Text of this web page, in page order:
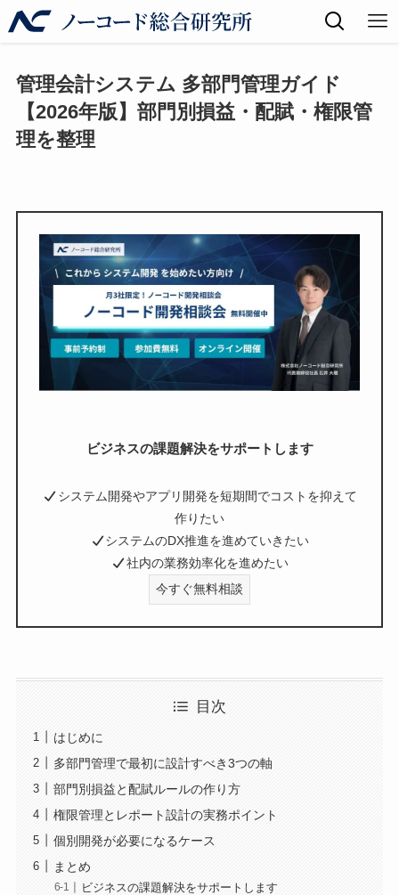
管理会計システム 多部門管理ガイド
【2026年版】部門別損益・配賦・権限管
理を整理
ビジネスの課題解決をサポートします
システム開発やアプリ開発を短期間でコストを抑えて
作りたい
システムのDX推進を進めていきたい
社内の業務効率化を進めたい
今すぐ無料相談
目次
はじめに
多部門管理で最初に設計すべき3つの軸
部門別損益と配賦ルールの作り方
権限管理とレポート設計の実務ポイント
個別開発が必要になるケース
まとめ
ビジネスの課題解決をサポートします